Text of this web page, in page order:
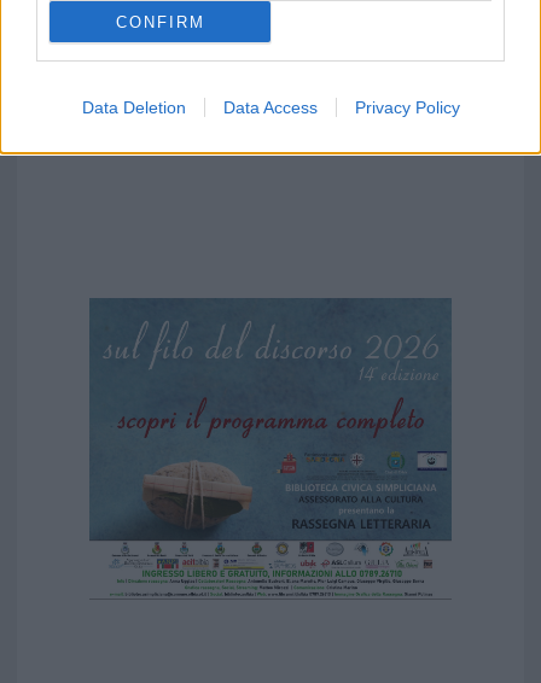
CONFIRM
Data Deletion Data Access Privacy Policy